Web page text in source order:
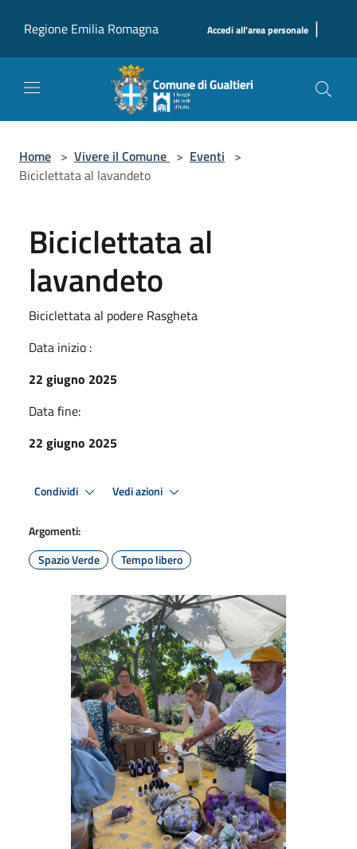
Regione Emilia Romagna
Accedi all'area personale |
Home > Vivere il Comune > Eventi >
Biciclettata al lavandeto
Biciclettata al
lavandeto
Biciclettata al podere Rasgheta
Data inizio :
22 giugno 2025
Data fine:
22 giugno 2025
Condividi Vedi azioni
Argomenti:
Spazio Verde
Tempo libero